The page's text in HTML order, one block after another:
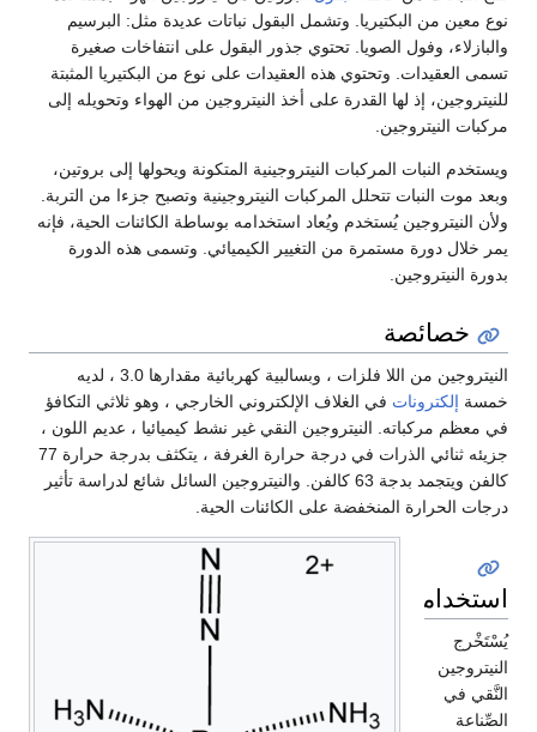
نوع معين من البكتيريا. وتشمل البقول نباتات عديدة مثل: البرسيم
والبازلاء، وفول الصويا. تحتوي جذور البقول على انتفاخات صغيرة
تسمى العقيدات. وتحتوي هذه العقيدات على نوع من البكتيريا المثبتة
للنيتروجين، إذ لها القدرة على أخذ النيتروجين من الهواء وتحويله إلى
مركبات النيتروجين.
ويستخدم النبات المركبات النيتروجينية المتكونة ويحولها إلى بروتين،
وبعد موت النبات تتحلل المركبات النيتروجينية وتصبح جزءا من التربة.
ولأن النيتروجين يُستخدم ويُعاد استخدامه بوساطة الكائنات الحية، فإنه
يمر خلال دورة مستمرة من التغيير الكيميائي. وتسمى هذه الدورة
بدورة النيتروجين.
خصائصة
النيتروجين من اللا فلزات ، وبسالبية كهربائية مقدارها 3.0 ، لديه
خمسة إلكترونات في الغلاف الإلكتروني الخارجي ، وهو ثلاثي التكافؤ
في معظم مركباته. النيتروجين النقي غير نشط كيميائيا ، عديم اللون ،
جزيئه ثنائي الذرات في درجة حرارة الغرفة ، يتكثف بدرجة حرارة 77
كالفن ويتجمد بدجة 63 كالفن. والنيتروجين السائل شائع لدراسة تأثير
درجات الحرارة المنخفضة على الكائنات الحية.
استخداماته
يُسْتَخْرج
النيتروجين
النَّقي في
الصِّناعة